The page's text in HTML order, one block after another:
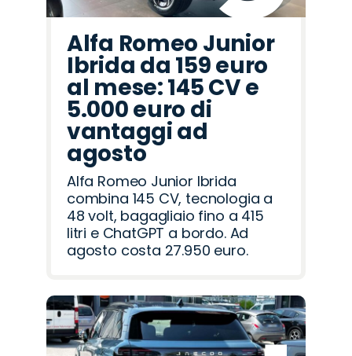
Alfa Romeo Junior
Ibrida da 159 euro
al mese: 145 CV e
5.000 euro di
vantaggi ad
agosto
Alfa Romeo Junior Ibrida
combina 145 CV, tecnologia a
48 volt, bagagliaio fino a 415
litri e ChatGPT a bordo. Ad
agosto costa 27.950 euro.